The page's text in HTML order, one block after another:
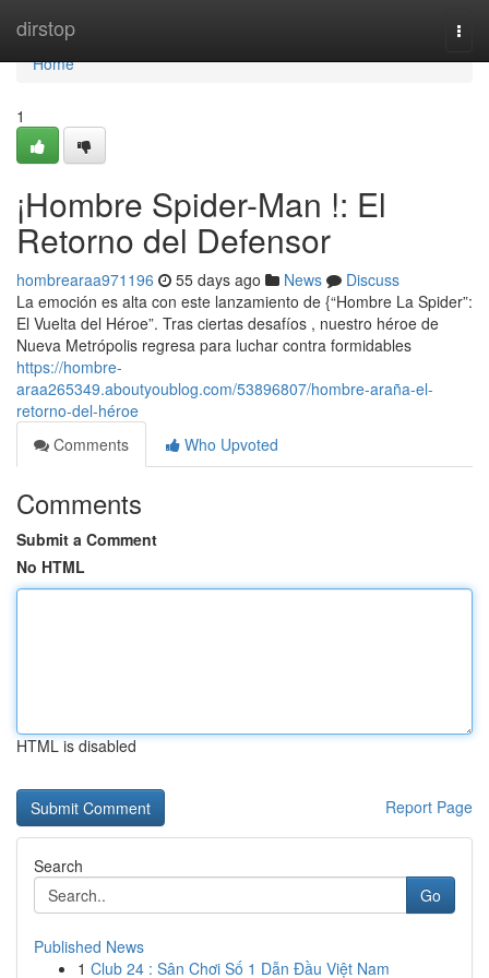
dirstop
Home
Home
1
¡Hombre Spider-Man !: El
Retorno del Defensor
hombrearaa971196 55 days ago News
Discuss
La emoción es alta con este lanzamiento de {“Hombre La Spider”:
El Vuelta del Héroe”. Tras ciertas desafíos , nuestro héroe de
Nueva Metrópolis regresa para luchar contra formidables
https://hombre-
araa265349.aboutyoublog.com/53896807/hombre-araña-el-
retorno-del-héroe
Comments
Who Upvoted
Comments
Submit a Comment
No HTML
HTML is disabled
Report Page
Search
Go
Published News
1 Club 24 : Sân Chơi Số 1 Dẫn Đầu Việt Nam